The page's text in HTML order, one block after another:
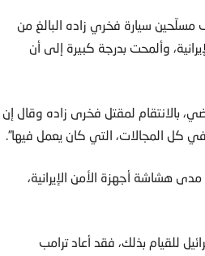
مسلّحين سيارة فخري زاده البالغ من
وألمحت بدرجة كبيرة إلى أن
بالانتقام لمقتل فخرى زاده وقال إن
كل المجالات، التي كان يعمل فيها”.
هشاشة أجهزة الأمن الإيرانية،
للقيام بذلك، فقد أعاد ترامب